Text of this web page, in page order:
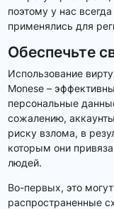
поэтому у нас
применялись для
Обеспечьте
Использование
Monese –
персональные
сожалению,
риску взлома, в
которым они
людей.
Во-первых, это
распространенные